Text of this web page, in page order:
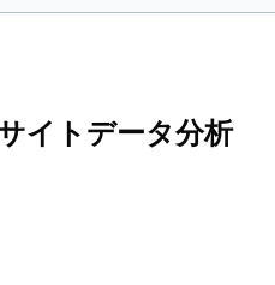
イトデータ分析